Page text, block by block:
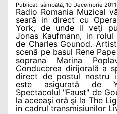
Publicat: sâmbătă, 10 Decembrie
Radio Romania Muzical
seară in direct cu
York, de unde il veţi
Jonas Kaufmann, in
de Charles Gounod.
scenă pe basul Rene
soprana Marina
Conducerea dirijorală a
direct de postul nostru
este asigurată de
Spectacolul "Faust" de
la aceeaşi oră şi la The
in cadrul transmisiunilor